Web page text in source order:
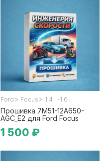
Ford > Focus > 1.4 i -1.6 i
Прошивка 7M51-12A650-
AGC_E2 для Ford Focus
1 500 ₽